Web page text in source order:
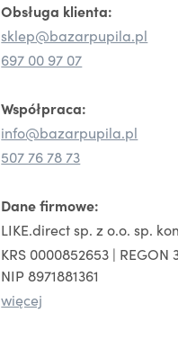
Obsługa klienta:
sklep@bazarpupila.pl
697 00 97 07
Współpraca:
info@bazarpupila.pl
507 76 78 73
Dane firmowe:
LIKE.direct sp. z o.o. sp.
KRS 0000852653 | REGON
NIP 8971881361
więcej